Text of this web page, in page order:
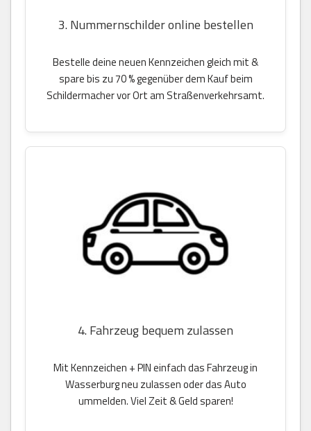
3. Nummernschilder online bestellen
Bestelle deine neuen Kennzeichen gleich mit &
spare bis zu 70 % gegenüber dem Kauf beim
Schildermacher vor Ort am Straßenverkehrsamt.
4. Fahrzeug bequem zulassen
Mit Kennzeichen + PIN einfach das Fahrzeug in
Wasserburg neu zulassen oder das Auto
ummelden. Viel Zeit & Geld sparen!